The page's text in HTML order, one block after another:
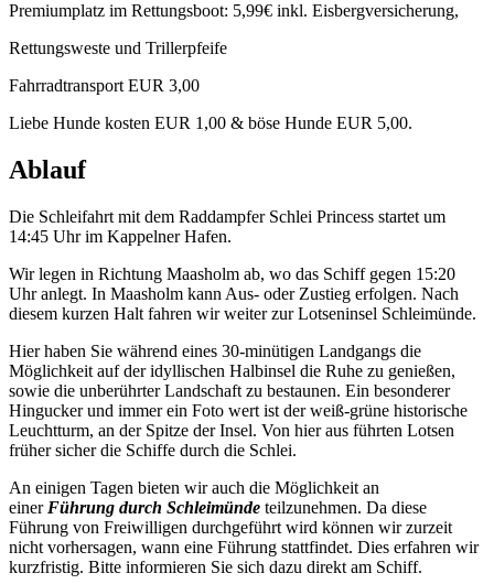
Premiumplatz im Rettungsboot: 5,99€ inkl. Eisbergversicherung,
Rettungsweste und Trillerpfeife
Fahrradtransport EUR 3,00
Liebe Hunde kosten EUR 1,00 & böse Hunde EUR 5,00.
Ablauf
Die Schleifahrt mit dem Raddampfer Schlei Princess startet um
14:45 Uhr im Kappelner Hafen.
Wir legen in Richtung Maasholm ab, wo das Schiff gegen 15:20
Uhr anlegt. In Maasholm kann Aus- oder Zustieg erfolgen. Nach
diesem kurzen Halt fahren wir weiter zur Lotseninsel Schleimünde.
Hier haben Sie während eines 30-minütigen Landgangs die
Möglichkeit auf der idyllischen Halbinsel die Ruhe zu genießen,
sowie die unberührter Landschaft zu bestaunen. Ein besonderer
Hingucker und immer ein Foto wert ist der weiß-grüne historische
Leuchtturm, an der Spitze der Insel. Von hier aus führten Lotsen
früher sicher die Schiffe durch die Schlei.
An einigen Tagen bieten wir auch die Möglichkeit an
einer Führung durch Schleimünde teilzunehmen. Da diese
Führung von Freiwilligen durchgeführt wird können wir zurzeit
nicht vorhersagen, wann eine Führung stattfindet. Dies erfahren wir
kurzfristig. Bitte informieren Sie sich dazu direkt am Schiff.